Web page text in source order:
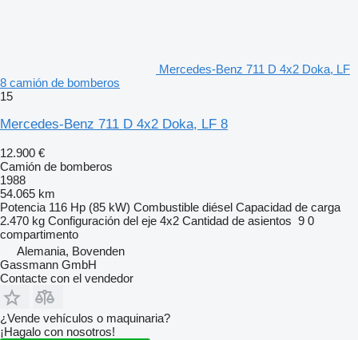
Mercedes-Benz 711 D 4x2 Doka, LF
8 camión de bomberos
15
Mercedes-Benz 711 D 4x2 Doka, LF 8
12.900 €
Camión de bomberos
1988
54.065 km
Potencia 116 Hp (85 kW) Combustible diésel Capacidad de carga
2.470 kg Configuración del eje 4x2 Cantidad de asientos 9 0
compartimento
Alemania, Bovenden
Gassmann GmbH
Contacte con el vendedor
¿Vende vehículos o maquinaria?
¡Hagalo con nosotros!